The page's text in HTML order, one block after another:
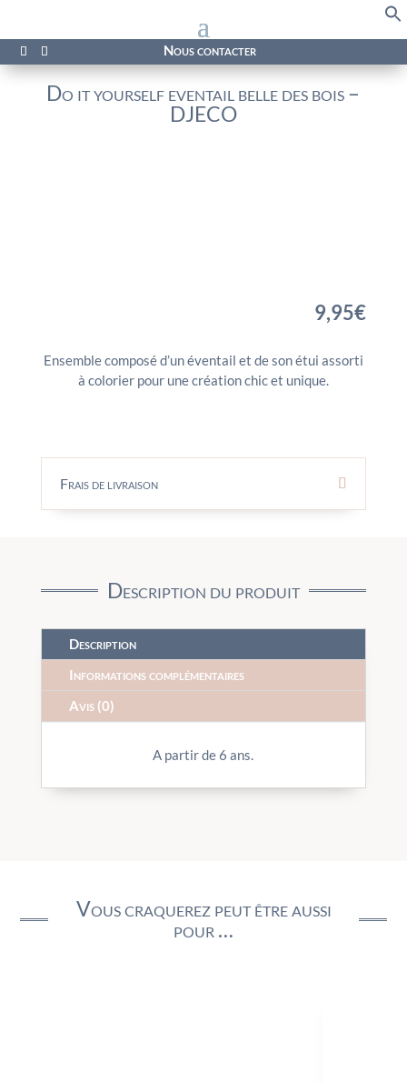
Nous contacter
Do it yourself eventail belle des bois –
DJECO
9,95€
Ensemble composé d’un éventail et de son étui assorti
à colorier pour une création chic et unique.
Frais de livraison
Description du produit
Description
Informations complémentaires
Avis (0)
A partir de 6 ans.
Vous craquerez peut être aussi
pour …